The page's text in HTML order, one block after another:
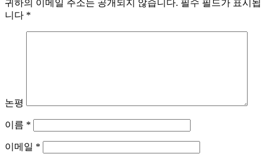
귀하의 이메일 주소는 공개되지 않습니다. 필수 필드가 표시됩
니다 *
논평
이름 *
이메일 *